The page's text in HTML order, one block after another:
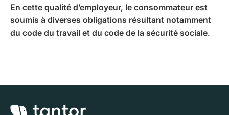
En cette qualité d’employeur, le consommateur est
soumis à diverses obligations résultant notamment
du code du travail et du code de la sécurité sociale.